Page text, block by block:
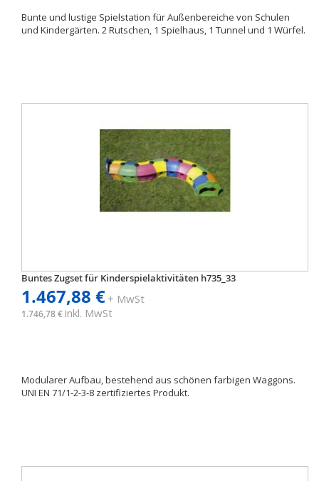
Bunte und lustige Spielstation für Außenbereiche von Schulen
und Kindergärten. 2 Rutschen, 1 Spielhaus, 1 Tunnel und 1 Würfel.
Buntes Zugset für Kinderspielaktivitäten h735_33
1.467,88 €+ MwSt
1.746,78 € inkl. MwSt
Modularer Aufbau, bestehend aus schönen farbigen Waggons.
UNI EN 71/1-2-3-8 zertifiziertes Produkt.